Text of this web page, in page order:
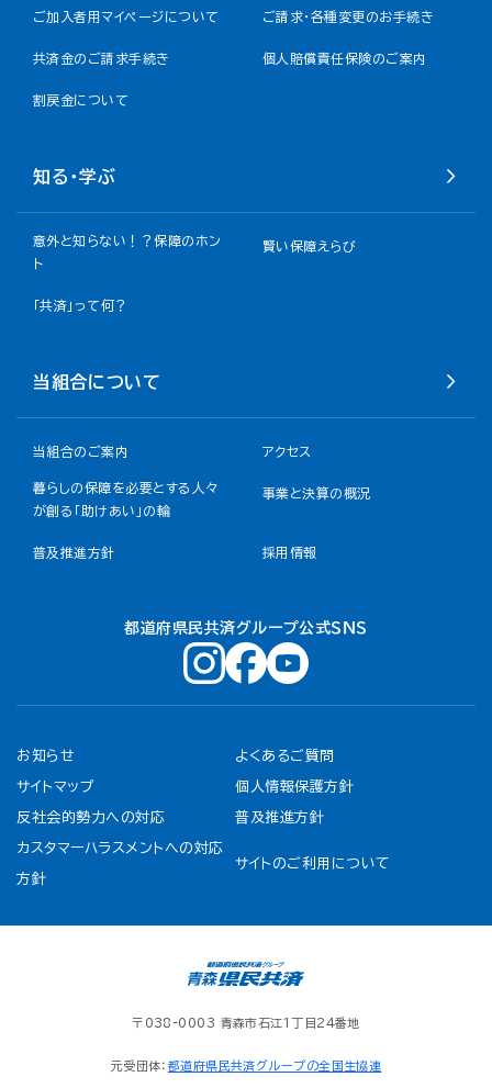
ご加入者用マイページについて ご請求・各種変更のお手続き
共済金のご請求手続き 個人賠償責任保険のご案内
割戻金について​
知る・学ぶ
意外と知らない！？保障のホン
ト
賢い保障えらび
「共済」って何？
当組合について
当組合のご案内 アクセス
暮らしの保障を必要とする人々
が創る「助けあい」の輪
事業と決算の概況
普及推進方針 採用情報
都道府県民共済グループ公式ＳＮＳ
お知らせ よくあるご質問
サイトマップ 個人情報保護方針
反社会的勢力への対応 普及推進方針
カスタマーハラスメントへの対応
方針
サイトのご利用について
〒038-0003 青森市石江1丁目24番地
元受団体： 都道府県民共済グループの全国生協連